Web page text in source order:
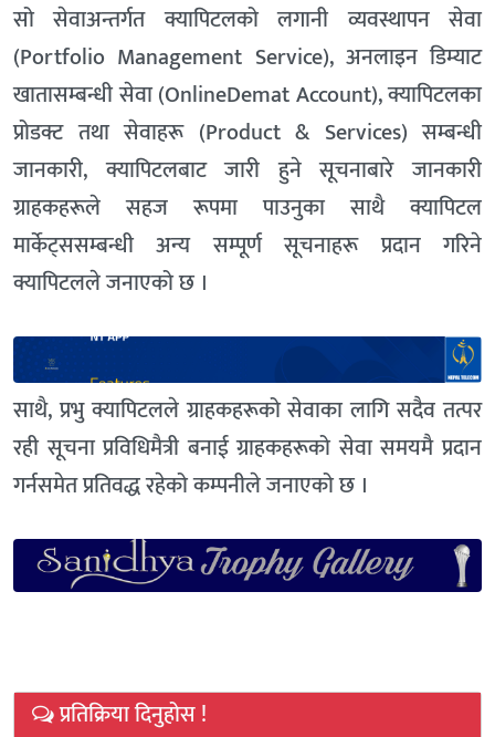
सो सेवाअन्तर्गत क्यापिटलको लगानी व्यवस्थापन सेवा
(Portfolio Management Service), अनलाइन डिम्याट
खातासम्बन्धी सेवा (OnlineDemat Account), क्यापिटलका
प्रोडक्ट तथा सेवाहरू (Product & Services) सम्बन्धी
जानकारी, क्यापिटलबाट जारी हुने सूचनाबारे जानकारी
ग्राहकहरूले सहज रूपमा पाउनुका साथै क्यापिटल
मार्केट्ससम्बन्धी अन्य सम्पूर्ण सूचनाहरू प्रदान गरिने
क्यापिटलले जनाएको छ ।
साथै, प्रभु क्यापिटलले ग्राहकहरूको सेवाका लागि सदैव तत्पर
रही सूचना प्रविधिमैत्री बनाई ग्राहकहरूको सेवा समयमै प्रदान
गर्नसमेत प्रतिवद्ध रहेको कम्पनीले जनाएको छ ।
प्रतिक्रिया दिनुहोस !